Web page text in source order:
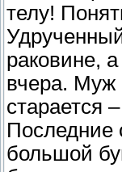
телу!
раковине,
вчера. Муж
старается
Последние
большой